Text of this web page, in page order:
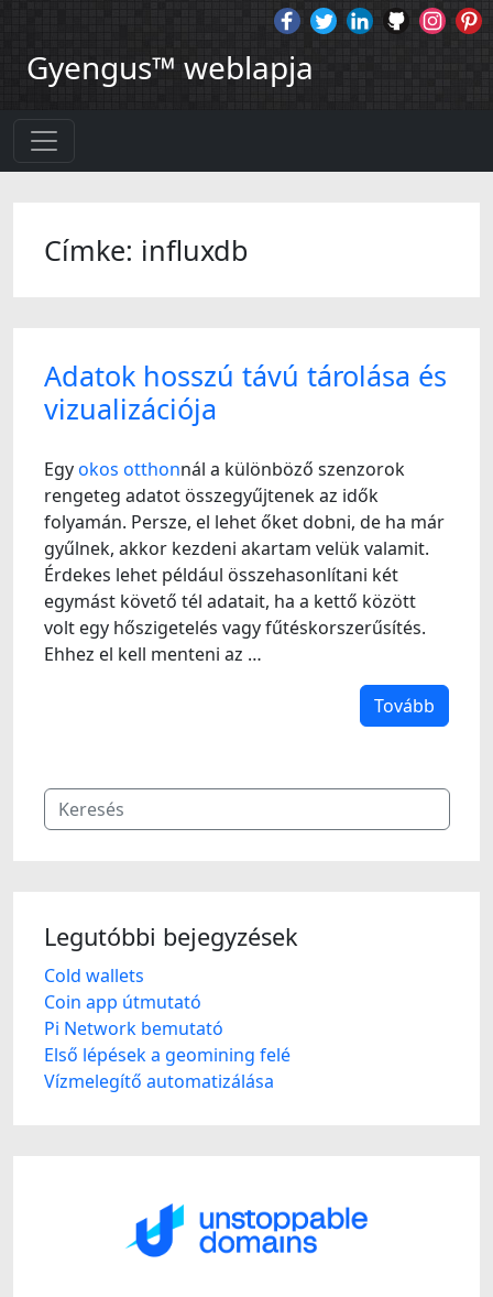
Gyengus™ weblapja
Címke: influxdb
Adatok hosszú távú tárolása és
vizualizációja
Egyokos otthonnál a különböző szenzorok
rengeteg adatot összegyűjtenek az idők
folyamán. Persze, el lehet őket dobni, de ha már
gyűlnek, akkor kezdeni akartam velük valamit.
Érdekes lehet például összehasonlítani két
egymást követő tél adatait, ha a kettő között
volt egy hőszigetelés vagy fűtéskorszerűsítés.
Ehhez el kell menteni az …
Tovább
Legutóbbi bejegyzések
Cold wallets
Coin app útmutató
Pi Network bemutató
Első lépések a geomining felé
Vízmelegítő automatizálása